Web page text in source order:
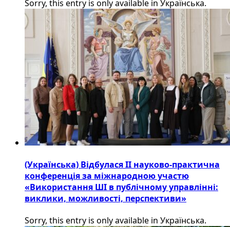
Sorry, this entry is only available in Українська.
(Українська) Відбулася ІІ науково-практична
конференція за міжнародною участю
«Використання ШІ в публічному управлінні:
виклики, можливості, перспективи»
Sorry, this entry is only available in Українська.